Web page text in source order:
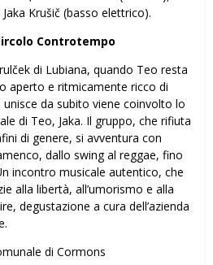
Krušič (basso elettrico).
Controtempo
di Lubiana, quando Teo resta
aperto e ritmicamente ricco di
da subito viene coinvolto lo
di Teo, Jaka. Il gruppo, che rifiuta
di genere, si avventura con
dallo swing al reggae, fino
incontro musicale autentico, che
alla libertà, all’umorismo e alla
degustazione a cura dell’azienda
di Cormons